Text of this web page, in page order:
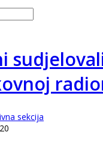
sekcija